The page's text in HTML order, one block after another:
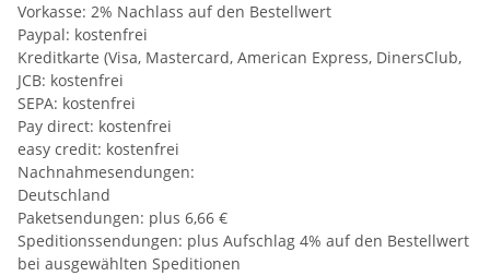
Vorkasse: 2% Nachlass auf den Bestellwert
Paypal: kostenfrei
Kreditkarte (Visa, Mastercard, American Express, DinersClub,
JCB: kostenfrei
SEPA: kostenfrei
Pay direct: kostenfrei
easy credit: kostenfrei
Nachnahmesendungen:
Deutschland
Paketsendungen: plus 6,66 €
Speditionssendungen: plus Aufschlag 4% auf den Bestellwert
bei ausgewählten Speditionen